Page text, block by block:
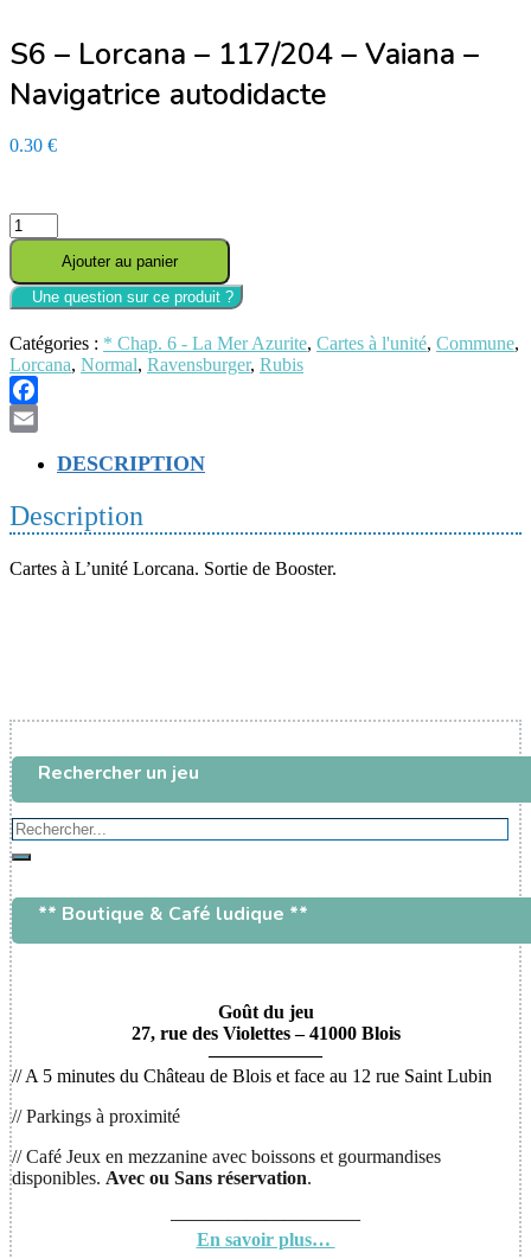
S6 – Lorcana – 117/204 – Vaiana –
Navigatrice autodidacte
0.30 €
quantité
de
-
Lorcana
117/204
-
Vaiana
-
Navigatrice
autodidacte
Ajouter au panier
Catégories : * Chap. 6 - La Mer Azurite, Cartes à l'unité, Commune,
Lorcana, Normal, Ravensburger, Rubis
Facebook
DESCRIPTION
Description
Cartes à L’unité Lorcana. Sortie de Booster.
Rechercher un jeu
Rechercher...
Rechercher
** Boutique & Café ludique **
Goût du jeu
27, rue des Violettes – 41000 Blois
——————
// A 5 minutes du Château de Blois et face au 12 rue Saint Lubin
// Parkings à proximité
// Café Jeux en mezzanine avec boissons et gourmandises
disponibles. Avec ou Sans réservation.
——————————
En savoir plus…